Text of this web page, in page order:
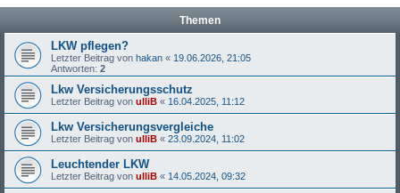
Themen
LKW pflegen?
Letzter Beitrag von hakan « 19.06.2026, 21:05
Antworten: 2
Lkw Versicherungsschutz
Letzter Beitrag von ulliB « 16.04.2025, 11:12
Lkw Versicherungsvergleiche
Letzter Beitrag von ulliB « 23.09.2024, 11:02
Leuchtender LKW
Letzter Beitrag von ulliB « 14.05.2024, 09:32